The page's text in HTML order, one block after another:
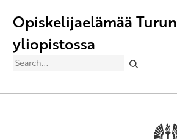
Opiskelijaelämää Turun
yliopistossa
Search